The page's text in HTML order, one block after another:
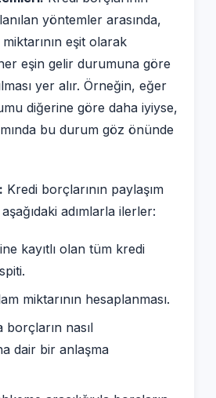
yöntemler arasında,
eşit olarak
eşin gelir durumuna göre
yer alır. Örneğin, eğer
diğerine göre daha iyiyse,
bu durum göz önünde
Kredi borçlarının paylaşım
adımlarla ilerler:
kayıtlı olan tüm kredi
miktarının hesaplanması.
borçların nasıl
dair bir anlaşma